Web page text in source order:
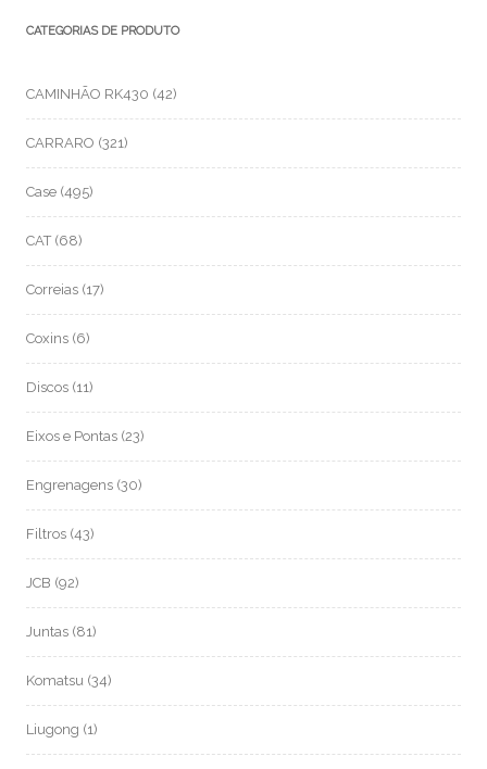
CATEGORIAS DE PRODUTO
CAMINHÃO RK430 (42)
CARRARO (321)
Case (495)
CAT (68)
Correias (17)
Coxins (6)
Discos (11)
Eixos e Pontas (23)
Engrenagens (30)
Filtros (43)
JCB (92)
Juntas (81)
Komatsu (34)
Liugong (1)